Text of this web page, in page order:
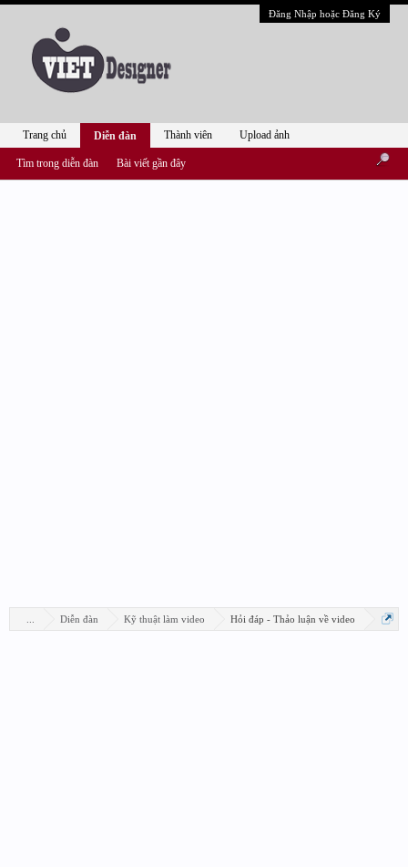
Đăng Nhập hoặc Đăng Ký
Diễn đàn Kỹ thuật làm video Hỏi đáp - Thảo luận về video
Trang chủ Diễn đàn
Tìm trong diễn đàn Bài viết gần đây
Thành viên Upload ảnh